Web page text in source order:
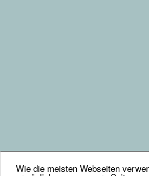
Wie die meisten Webseiten